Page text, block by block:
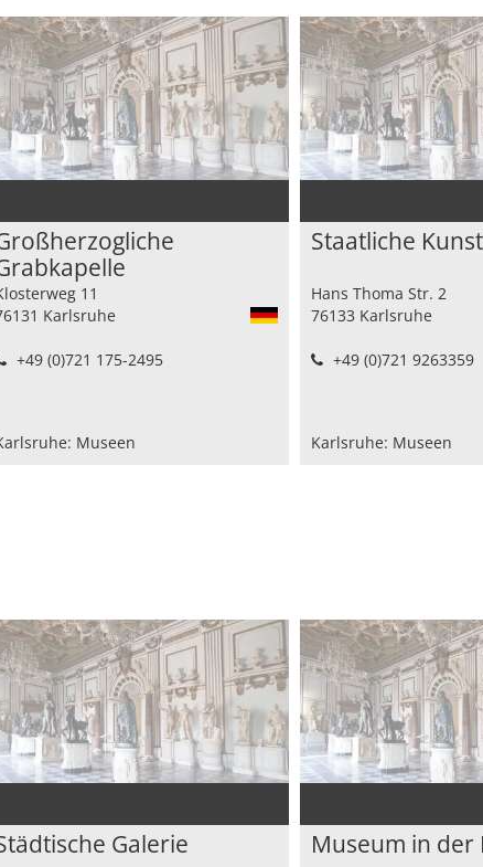
11
Karlsruhe
+49 (0)721 175-2495
Museen
Staatliche
Hans Thoma Str. 2
76133 Karlsruhe
+49 (0)721 9263359
Karlsruhe: Museen
Galerie Museum in der